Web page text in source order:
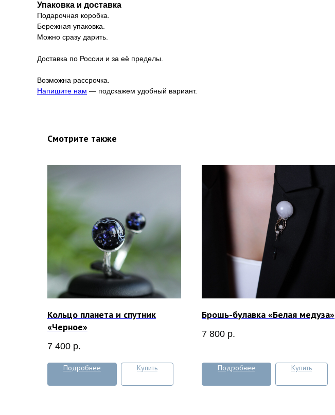
Упаковка и доставка
Подарочная коробка.
Бережная упаковка.
Можно сразу дарить.
Доставка по России и за её пределы.
Возможна рассрочка.
Напишите нам — подскажем удобный вариант.
Смотрите также
Кольцо планета и спутник
«Черное»
7 400 р.
Подробнее Купить
Брошь-булавка «Белая медуза»
7 800 р.
Подробнее Купить